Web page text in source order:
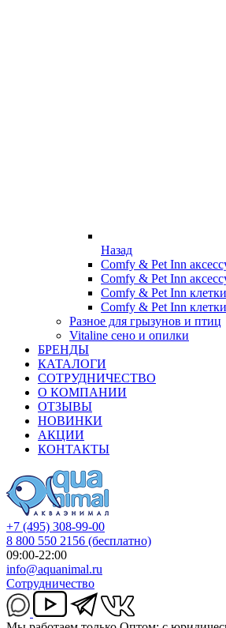
Назад
Comfy & Pet Inn
Comfy & Pet Inn
Comfy & Pet Inn
Comfy & Pet Inn
Разное для грызунов и птиц
Vitaline сено и опилки
БРЕНДЫ
КАТАЛОГИ
СОТРУДНИЧЕСТВО
О КОМПАНИИ
ОТЗЫВЫ
НОВИНКИ
АКЦИИ
КОНТАКТЫ
+7 (495) 308-99-00
8 800 550 2156 (бесплатно)
09:00-22:00
info@aquanimal.ru
Сотрудничество